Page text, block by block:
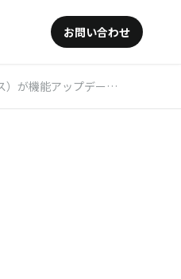
お問い合わせ
ップデートを実施！